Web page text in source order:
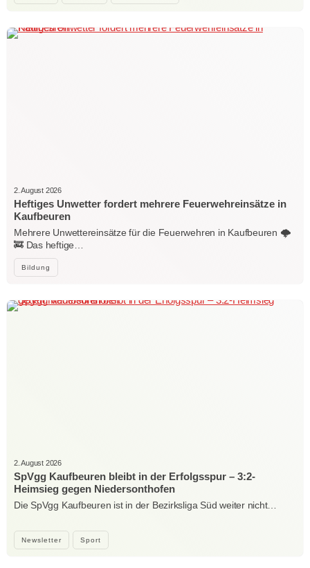
Bildung
2. August 2026
Heftiges Unwetter fordert mehrere Feuerwehreinsätze in
Kaufbeuren
Mehrere Unwettereinsätze für die Feuerwehren in Kaufbeuren 🌩️
🚒 Das heftige…
Newsletter Sport
2. August 2026
SpVgg Kaufbeuren bleibt in der Erfolgsspur – 3:2-
Heimsieg gegen Niedersonthofen
Die SpVgg Kaufbeuren ist in der Bezirksliga Süd weiter nicht…